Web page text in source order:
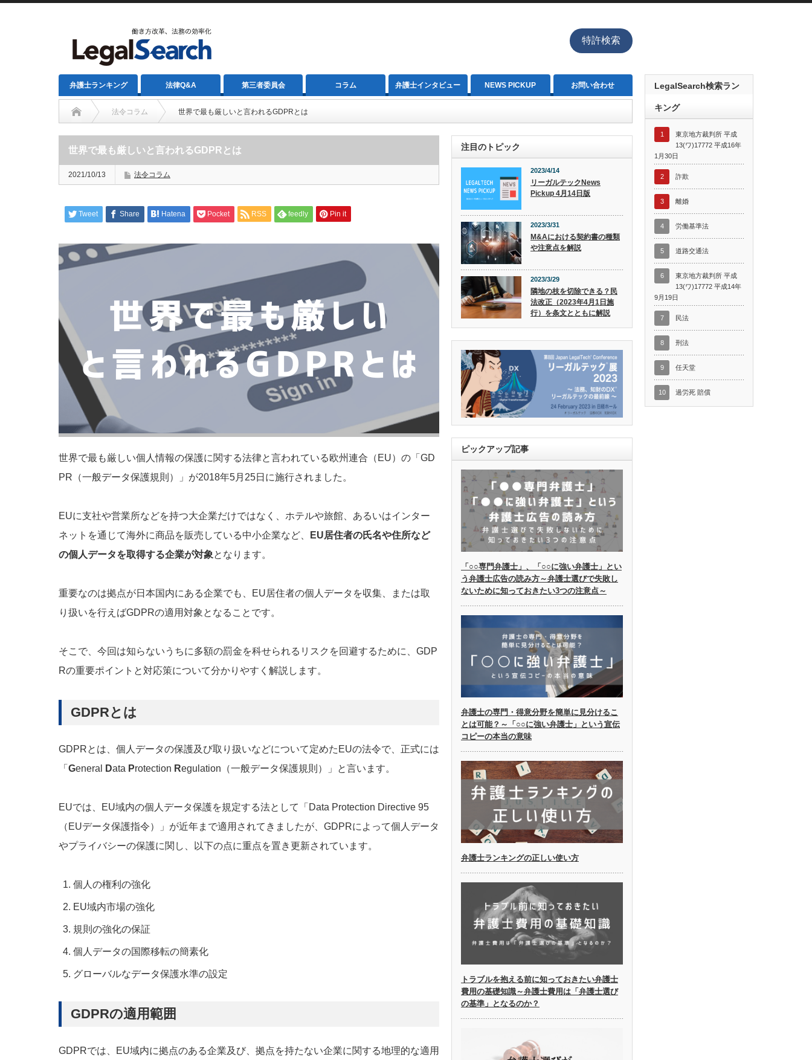
特許検索
弁護士ランキング 法律Q&A 第三者委員会 コラム 弁護士インタビュー NEWS PICKUP お問い合わせ
法令コラム 世界で最も厳しいと言われるGDPRとは
世界で最も厳しいと言われるGDPRとは
2021/10/13 法令コラム
Tweet Share Hatena Pocket RSS feedly Pin it
世界で最も厳しい個人情報の保護に関する法律と言われている欧州連合（EU）の「GD
PR（一般データ保護規則）」が2018年5月25日に施行されました。
EUに支社や営業所などを持つ大企業だけではなく、ホテルや旅館、あるいはインター
ネットを通じて海外に商品を販売している中小企業など、
EU居住者の氏名や住所など
の個人データを取得する企業が対象となります。
重要なのは拠点が日本国内にある企業でも、EU居住者の個人データを収集、または取
り扱いを行えばGDPRの適用対象となることです。
そこで、今回は知らないうちに多額の罰金を科せられるリスクを回避するために、GDP
Rの重要ポイントと対応策について分かりやすく解説します。
GDPRとは
GDPRとは、個人データの保護及び取り扱いなどについて定めたEUの法令で、正式には
「 General Data Protection Regulation（一般データ保護規則）」と言います。
EUでは、EU域内の個人データ保護を規定する法として「Data Protection Directive 95
（EUデータ保護指令）」が近年まで適用されてきましたが、GDPRによって個人データ
やプライバシーの保護に関し、以下の点に重点を置き更新されています。
個人の権利の強化
EU域内市場の強化
規則の強化の保証
個人データの国際移転の簡素化
グローバルなデータ保護水準の設定
GDPRの適用範囲
GDPRでは、EU域内に拠点のある企業及び、拠点を持たない企業に関する地理的な適用
注目のトピック
2023/4/14
リーガルテックNews
Pickup 4月14日版
2023/3/31
M&Aにおける契約書の種類
や注意点を解説
2023/3/29
隣地の枝を切除できる？民
法改正（2023年4月1日施
行）を条文とともに解説
ピックアップ記事
「○○専門弁護士」、「○○に強い弁護士」とい
う弁護士広告の読み方～弁護士選びで失敗し
ないために知っておきたい3つの注意点～
弁護士の専門・得意分野を簡単に見分けるこ
とは可能？～「○○に強い弁護士」という宣伝
コピーの本当の意味
弁護士ランキングの正しい使い方
トラブルを抱える前に知っておきたい弁護士
費用の基礎知識～弁護士費用は「弁護士選び
の基準」となるのか？
LegalSearch検索ラン
キング
1
東京地方裁判所 平成
13(ワ)17772 平成16年
1月30日
2 詐欺
3 離婚
4 労働基準法
5 道路交通法
6
東京地方裁判所 平成
13(ワ)17772 平成14年
9月19日
7 民法
8 刑法
9 任天堂
10 過労死 賠償